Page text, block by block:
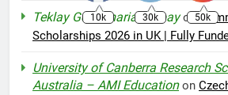
Teklay Gebremariam Abayon
Scholarships 2026 in UK | Fully
University of Canberra Research
Australia – AMI Educationon
10k 30k 50k